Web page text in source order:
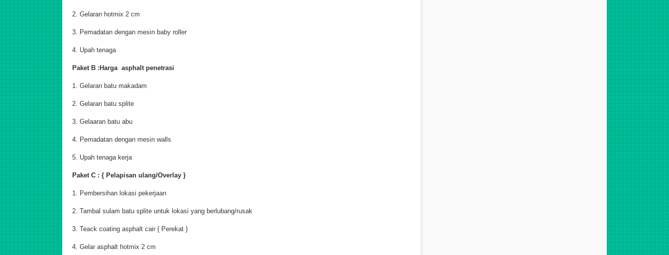
2. Gelaran hotmix 2 cm
3. Pemadatan dengan mesin baby roller
4. Upah tenaga
Paket B :Harga asphalt penetrasi
1. Gelaran batu makadam
2. Gelaran batu splite
3. Gelaaran batu abu
4. Pemadatan dengan mesin walls
5. Upah tenaga kerja
Paket C : { Pelapisan ulang/Overlay }
1. Pembersihan lokasi pekerjaan
2. Tambal sulam batu splite untuk lokasi yang berlubang/rusak
3. Teack coating asphalt cair { Perekat }
4. Gelar asphalt hotmix 2 cm